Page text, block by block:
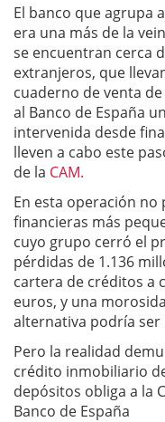
El banco que agrupa
era una más de la
se encuentran cerca
extranjeros, que
cuaderno de venta
al Banco de España
intervenida desde
lleven a cabo este
de la CAM.
En esta operación
financieras más
cuyo grupo cerró el
pérdidas de 1.136
cartera de créditos a
euros, y una
alternativa podría ser
Pero la realidad
crédito inmobiliario
depósitos obliga a la
Banco de España